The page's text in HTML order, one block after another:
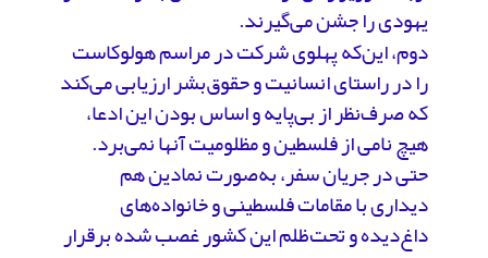
یهودی را جشن می‌گیرند.
دوم، این‌که پهلوی شرکت در مراسم هولوکاست
را در راستای انسانیت و حقوق‌بشر ارزیابی می‌کند
که صرف‌نظر از بی‌پایه و اساس بودن این ادعا،
هیچ نامی از فلسطین و مظلومیت آنها نمی‌برد.
حتی در جریان سفر، به‌صورت نمادین هم
دیداری با مقامات فلسطینی و خانواده‌های
داغ‌دیده و تحت‌ظلم این کشور غصب شده برقرار